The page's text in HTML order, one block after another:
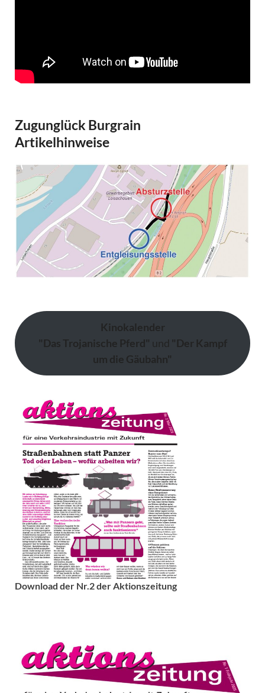
Zugunglück Burgrain
Artikelhinweise
Kinokalender
"Das Trojanische Pferd" und "Der Kampf
um die Gäubahn"
Download der Nr.2 der Aktionszeitung